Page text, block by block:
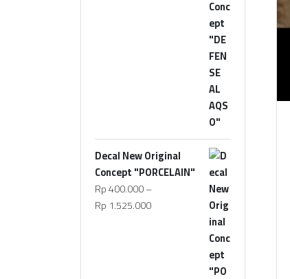
Decal New Original
Concept "PORCELAIN"
Rp400.000–
Rp 1.525.000